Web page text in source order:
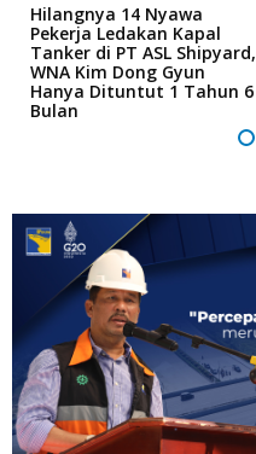
Hilangnya 14 Nyawa
Pekerja Ledakan Kapal
Tanker di PT ASL Shipyard,
WNA Kim Dong Gyun
Hanya Dituntut 1 Tahun 6
Bulan